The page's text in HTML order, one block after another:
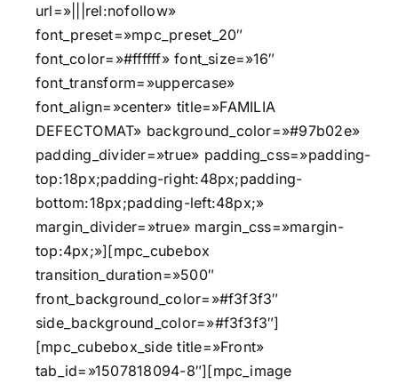
url=»|||rel:nofollow»
font_preset=»mpc_preset_20″
font_color=»#ffffff» font_size=»16″
font_transform=»uppercase»
font_align=»center» title=»FAMILIA
DEFECTOMAT» background_color=»#97b02e»
padding_divider=»true» padding_css=»padding-
top:18px;padding-right:48px;padding-
bottom:18px;padding-left:48px;»
margin_divider=»true» margin_css=»margin-
top:4px;»][mpc_cubebox
transition_duration=»500″
front_background_color=»#f3f3f3″
side_background_color=»#f3f3f3″]
[mpc_cubebox_side title=»Front»
tab_id=»1507818094-8″][mpc_image